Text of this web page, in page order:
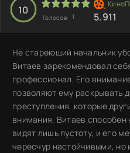
10
Голосов: 1 5.911
Не стареющий начальник
Витаев зарекомендовал
профессионал. Его
позволяют ему раскрывать
преступления, которые
внимания. Витаев способен
видят лишь пустоту, и его
чересчур настойчивыми, но